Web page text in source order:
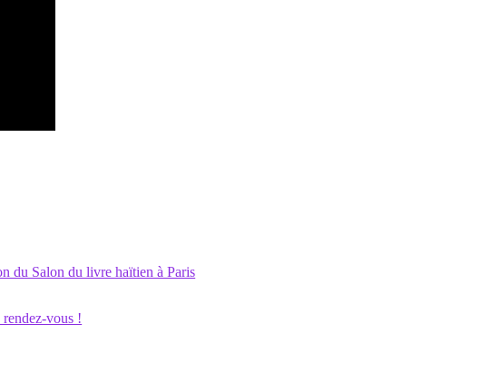
du Salon du livre haïtien à Paris
vous !